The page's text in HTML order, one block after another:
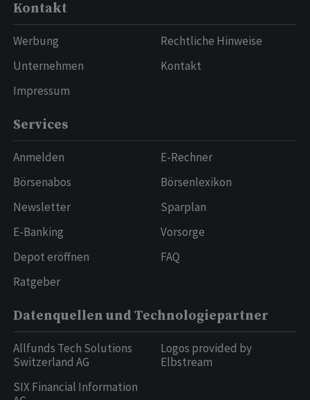
Kontakt
Werbung
Unternehmen
Impressum
Rechtliche Hinweise
Kontakt
Services
Anmelden
Börsenabos
Newsletter
E-Banking
Depot eröffnen
Ratgeber
E-Rechner
Börsenlexikon
Sparplan
Vorsorge
FAQ
Datenquellen und Technologiepartner
Allfunds Tech Solutions
Switzerland AG
SIX Financial Information
Logos provided by
Elbstream